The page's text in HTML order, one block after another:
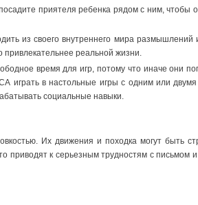
приятеля ребенка рядом с ним,
из своего внутреннего мира
реальной жизни.
время для игр, потому что иначе они
играть в настольные игры с одним или
социальные навыки.
Их движения и походка могут быть
к серьезным трудностям с письмом